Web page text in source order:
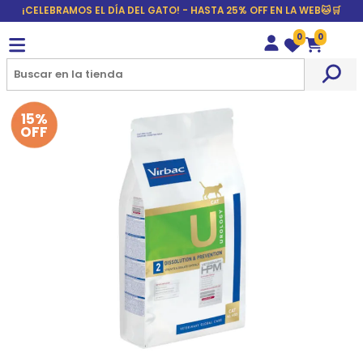
¡CELEBRAMOS EL DÍA DEL GATO! - HASTA 25% OFF EN LA WEB🐱🛒
Wishlist
0
Carrito
0
15%
OFF